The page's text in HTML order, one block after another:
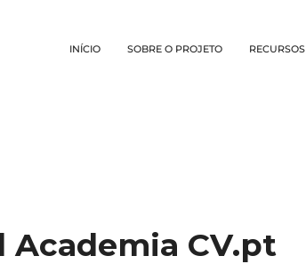
INÍCIO SOBRE O PROJETO RECURSOS
CV.pt